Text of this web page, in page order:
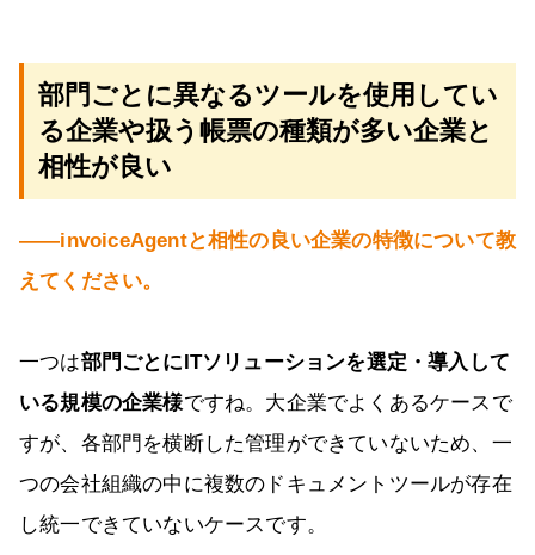
部門ごとに異なるツールを使用してい
る企業や扱う帳票の種類が多い企業と
相性が良い
――invoiceAgentと相性の良い企業の特徴について教
えてください。
一つは部門ごとにITソリューションを選定・導入して
いる規模の企業様ですね。大企業でよくあるケースで
すが、各部門を横断した管理ができていないため、一
つの会社組織の中に複数のドキュメントツールが存在
し統一できていないケースです。